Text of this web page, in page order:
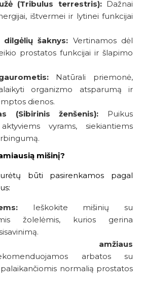
(Tribulus terrestris):Dažnai
ištvermei ir lytinei funkcijai
šaknys: Vertinamos dėl
prostatos funkcijai ir šlapimo
Natūrali priemonė,
organizmo atsparumą ir
dienos.
(Sibirinis ženšenis): Puikus
vyrams, siekiantiems
mišinį?
būti pasirenkamos pagal
Ieškokite mišinių su
žolelėmis, kurios gerina
amžiaus
arbatos su
palaikančiomis normalią prostatos